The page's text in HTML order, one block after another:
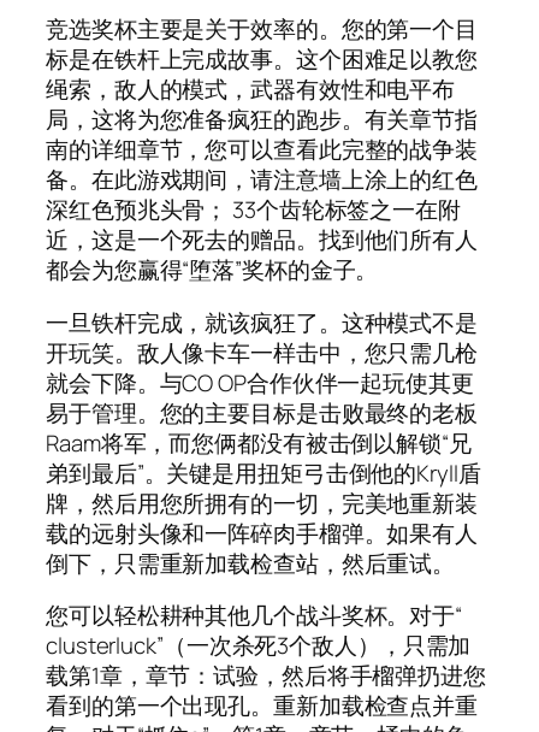
竞选奖杯主要是关于效率的。您的第一个目
标是在铁杆上完成故事。这个困难足以教您
绳索，敌人的模式，武器有效性和电平布
局，这将为您准备疯狂的跑步。有关章节指
南的详细章节，您可以查看此完整的战争装
备。在此游戏期间，请注意墙上涂上的红色
深红色预兆头骨； 33个齿轮标签之一在附
近，这是一个死去的赠品。找到他们所有人
都会为您赢得“堕落”奖杯的金子。
一旦铁杆完成，就该疯狂了。这种模式不是
开玩笑。敌人像卡车一样击中，您只需几枪
就会下降。与CO OP合作伙伴一起玩使其更
易于管理。您的主要目标是击败最终的老板
Raam将军，而您俩都没有被击倒以解锁“兄
弟到最后”。关键是用扭矩弓击倒他的Kryll盾
牌，然后用您所拥有的一切，完美地重新装
载的远射头像和一阵碎肉手榴弹。如果有人
倒下，只需重新加载检查站，然后重试。
您可以轻松耕种其他几个战斗奖杯。对于“
clusterluck”（一次杀死3个敌人），只需加
载第1章，章节：试验，然后将手榴弹扔进您
看到的第一个出现孔。重新加载检查点并重